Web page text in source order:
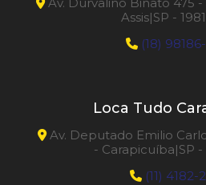
Av. Durvalino Binato 475
Assis|SP -
(18)
Loca Tudo
Av. Deputado Emilio
- Carapicuíba|SP -
(11) 4182-